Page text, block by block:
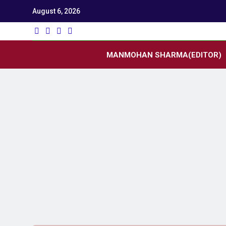
August 6, 2026
MANMOHAN SHARMA(EDITOR)